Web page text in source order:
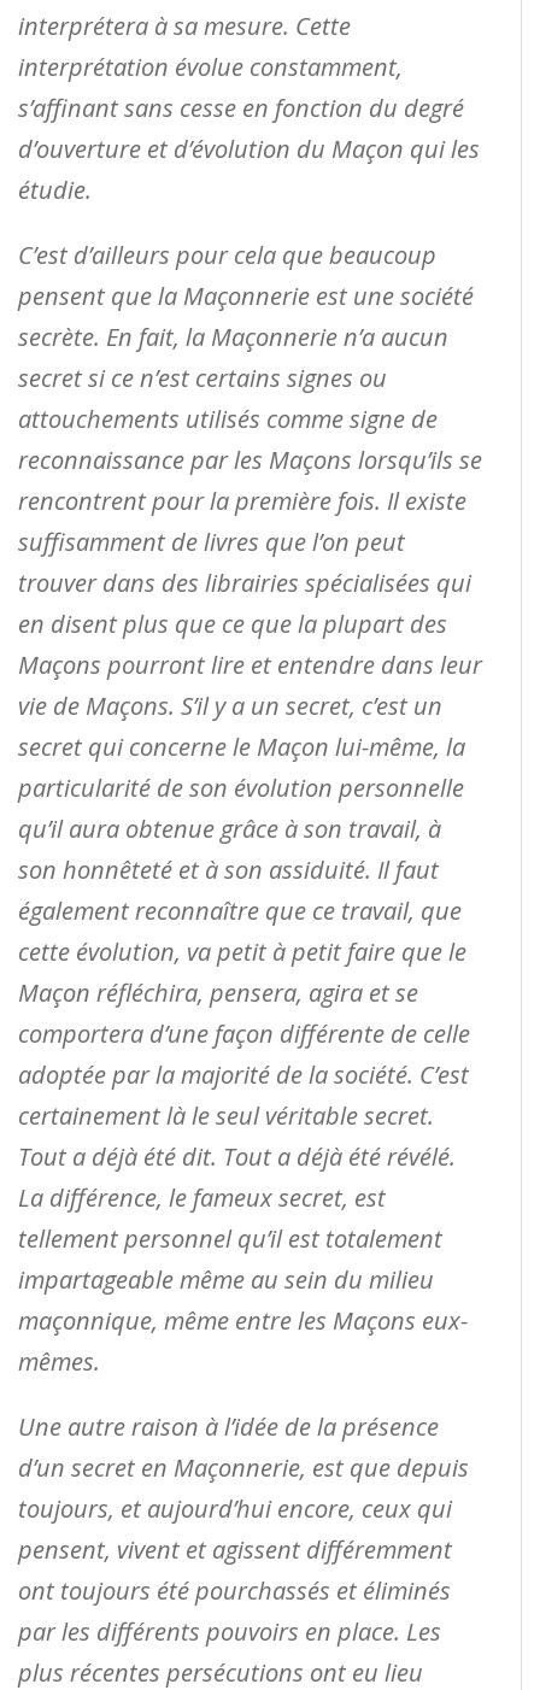
interprétera à sa mesure. Cette
interprétation évolue constamment,
s’affinant sans cesse en fonction du degré
d’ouverture et d’évolution du Maçon qui les
étudie.
C’est d’ailleurs pour cela que beaucoup
pensent que la Maçonnerie est une société
secrète. En fait, la Maçonnerie n’a aucun
secret si ce n’est certains signes ou
attouchements utilisés comme signe de
reconnaissance par les Maçons lorsqu’ils se
rencontrent pour la première fois. Il existe
suffisamment de livres que l’on peut
trouver dans des librairies spécialisées qui
en disent plus que ce que la plupart des
Maçons pourront lire et entendre dans leur
vie de Maçons. S’il y a un secret, c’est un
secret qui concerne le Maçon lui-même, la
particularité de son évolution personnelle
qu’il aura obtenue grâce à son travail, à
son honnêteté et à son assiduité. Il faut
également reconnaître que ce travail, que
cette évolution, va petit à petit faire que le
Maçon réfléchira, pensera, agira et se
comportera d’une façon différente de celle
adoptée par la majorité de la société. C’est
certainement là le seul véritable secret.
Tout a déjà été dit. Tout a déjà été révélé.
La différence, le fameux secret, est
tellement personnel qu’il est totalement
impartageable même au sein du milieu
maçonnique, même entre les Maçons eux-
mêmes.
Une autre raison à l’idée de la présence
d’un secret en Maçonnerie, est que depuis
toujours, et aujourd’hui encore, ceux qui
pensent, vivent et agissent différemment
ont toujours été pourchassés et éliminés
par les différents pouvoirs en place. Les
plus récentes persécutions ont eu lieu